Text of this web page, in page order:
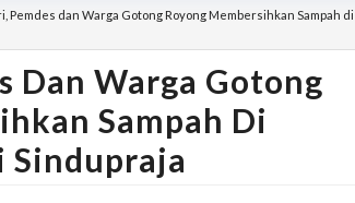
Pemdes dan Warga Gotong Royong Membersihkan Sampah
Dan Warga Gotong
Sampah Di
Sindupraja